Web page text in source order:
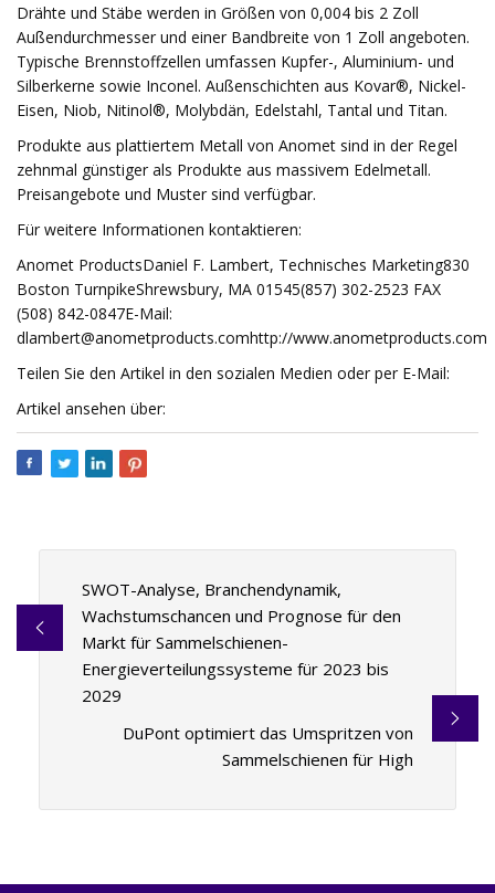
Drähte und Stäbe werden in Größen von 0,004 bis 2 Zoll
Außendurchmesser und einer Bandbreite von 1 Zoll angeboten.
Typische Brennstoffzellen umfassen Kupfer-, Aluminium- und
Silberkerne sowie Inconel. Außenschichten aus Kovar®, Nickel-
Eisen, Niob, Nitinol®, Molybdän, Edelstahl, Tantal und Titan.
Produkte aus plattiertem Metall von Anomet sind in der Regel
zehnmal günstiger als Produkte aus massivem Edelmetall.
Preisangebote und Muster sind verfügbar.
Für weitere Informationen kontaktieren:
Anomet ProductsDaniel F. Lambert, Technisches Marketing830
Boston TurnpikeShrewsbury, MA 01545(857) 302-2523 FAX
(508) 842-0847E-Mail:
dlambert@anometproducts.comhttp://www.anometproducts.com
Teilen Sie den Artikel in den sozialen Medien oder per E-Mail:
Artikel ansehen über:
SWOT-Analyse, Branchendynamik,
Wachstumschancen und Prognose für den
Markt für Sammelschienen-
Energieverteilungssysteme für 2023 bis
2029
DuPont optimiert das Umspritzen von
Sammelschienen für High